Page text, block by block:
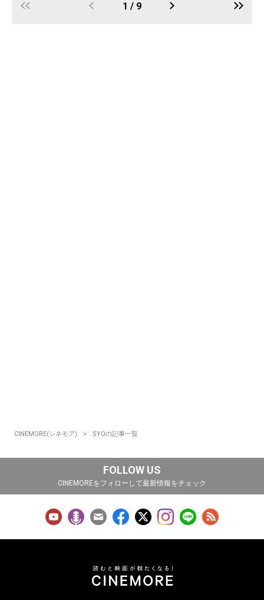
1 / 9
CINEMORE(シネモア) SYOの記事一覧
FOLLOW US
CINEMOREをフォローして最新情報をチェック